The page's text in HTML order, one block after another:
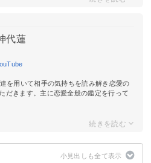
代蓮
を用いて相手の気持ちを読み解き恋愛の
だきます。主に恋愛全般の鑑定を行って